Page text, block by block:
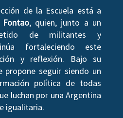
de la Escuela está a
Fontao, quien, junto a un
de militantes y
fortaleciendo este
y reflexión. Bajo su
propone seguir siendo un
política de todas
luchan por una Argentina
igualitaria.